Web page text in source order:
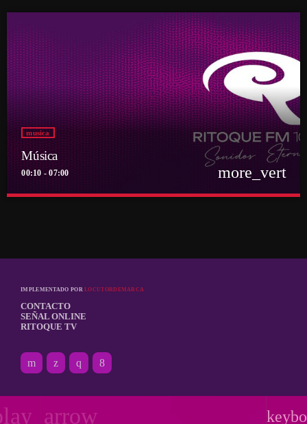
musica
Música
00:10 - 07:00 more_vert
Música
IMPLEMENTADO PORLOCUTORDEMARCA
CONTACTO
SEÑAL ONLINE
RITOQUE TV